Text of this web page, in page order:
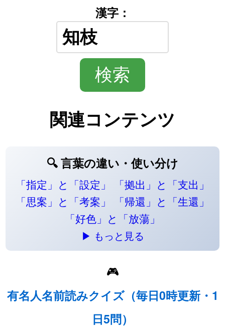
漢字：
関連コンテンツ
🔍 言葉の違い・使い分け
「指定」と「設定」
「拠出」と「支出」
「思案」と「考案」
「帰還」と「生還」
「好色」と「放蕩」
▶ もっと見る
🎮
有名人名前読みクイズ（毎日0時更新・1
日5問）